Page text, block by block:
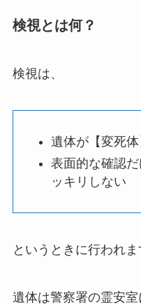
検視とは何？
検視は、
遺体が【変死
表面的な確認
ッキリしない
というときに行われま
遺体は警察署の霊安